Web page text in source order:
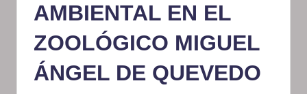
AMBIENTAL EN EL
ZOOLÓGICO MIGUEL
ÁNGEL DE QUEVEDO